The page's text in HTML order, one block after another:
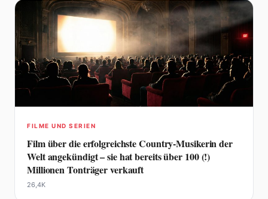
FILME UND SERIEN
Film über die erfolgreichste Country-Musikerin der
Welt angekündigt – sie hat bereits über 100 (!)
Millionen Tonträger verkauft
26,4K